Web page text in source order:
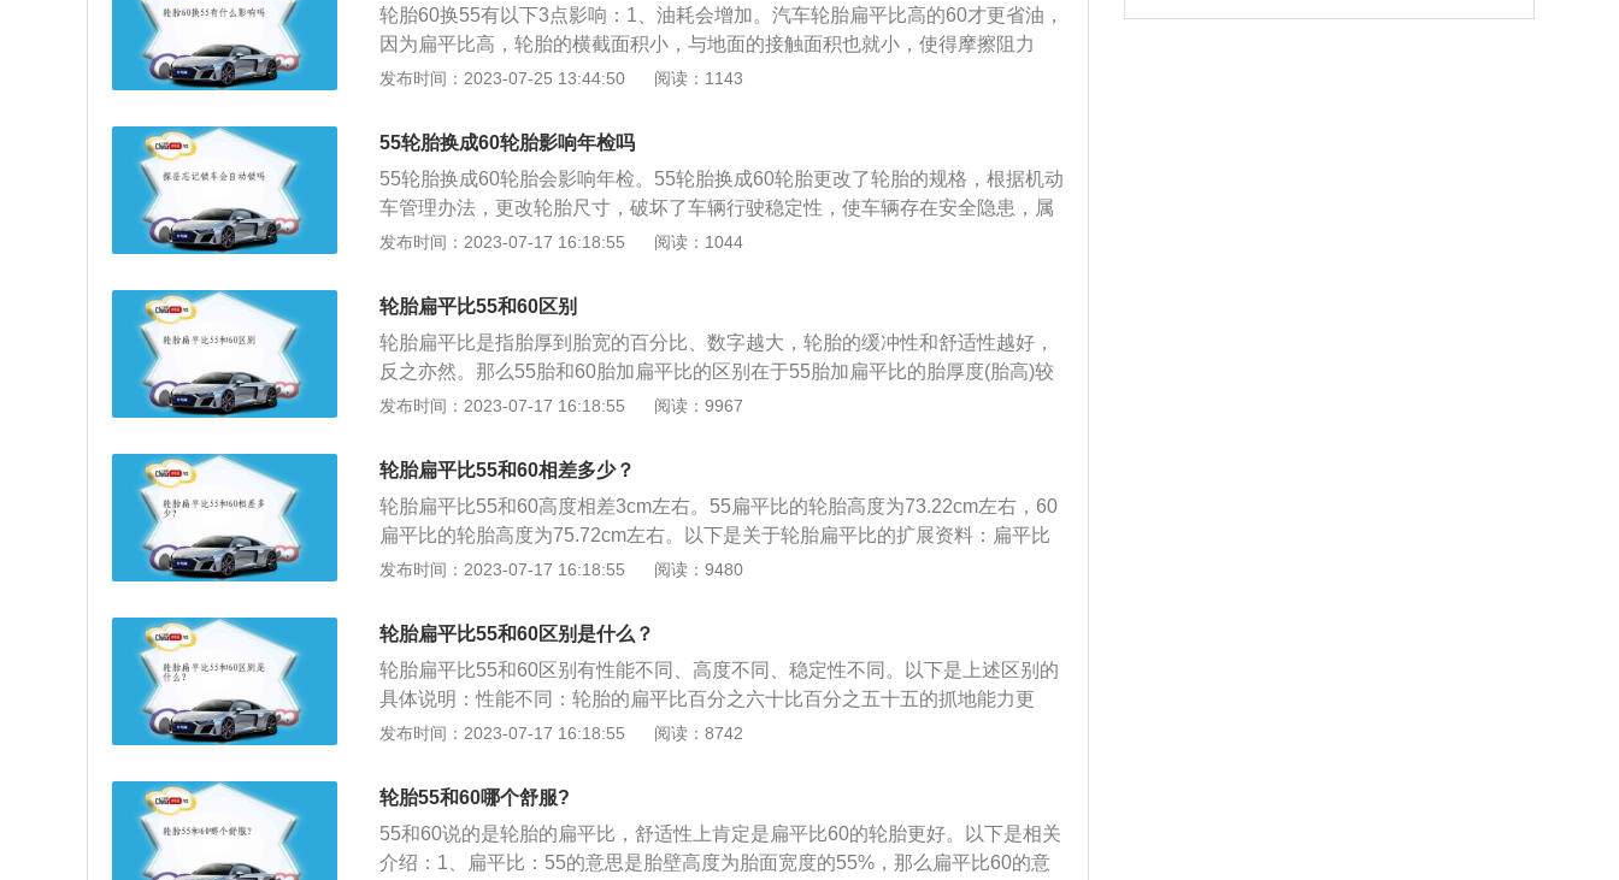
轮胎60换55有以下3点影响：1、油耗会增加。汽车轮胎扁平比高的60才更省油，
因为扁平比高，轮胎的横截面积小，与地面的接触面积也就小，使得摩擦阻力
小，行驶会更为轻盈，从而可以达到省油的目的。2、汽车轮胎会变小，容易影
点介绍：1、60和55指的是轮胎的扁平比，扁平比是轮胎的高宽比。改变轮胎扁
率的前提是使改装后的轮胎与原轮胎外径尽可能接近，减少因外径变化引起的车
速表读数误差。在不改变轮胎外径的情况下改变漏气量，可以通过同时调整相应
的轮胎宽度和轮毂尺寸来实现。2、轮胎是在各种车辆或机械上接地滚动装配的
环形弹性橡胶制品。它通常安装在金属轮圈上。它可以支撑车身，缓冲外部冲
发布时间：2023-07-25 13:44:50 阅读：1143
55轮胎换成60轮胎影响年检吗
55轮胎换成60轮胎会影响年检。55轮胎换成60轮胎更改了轮胎的规格，根据机动
车管理办法，更改轮胎尺寸，破坏了车辆行驶稳定性，使车辆存在安全隐患，属
于非法改装，有可能会过不了年检，甚至会被罚款。有关轮胎的资料如下：1、
胎是汽车的重要部件之一，它直接与路面接触，和汽车悬架共同来缓和汽车行驶
时所受到的冲击，保证汽车有良好的乘座舒适性和行驶平顺性；保证车轮和路面
有良好的附着性；提高汽车的牵引性、制动性和通过性；承受着汽车的重量。
发布时间：2023-07-17 16:18:55 阅读：1044
轮胎扁平比55和60区别
轮胎扁平比是指胎厚到胎宽的百分比、数字越大，轮胎的缓冲性和舒适性越好，
反之亦然。那么55胎和60胎加扁平比的区别在于55胎加扁平比的胎厚度(胎高)较
小，而60胎加扁平比的胎厚度(胎高)较大；因为轮胎高度的变化必然导致轮胎直
当轮胎外径发生变化时，必然会导致车速的变化。两者相差3.3km/h左右，具体相
差要参考胎宽、直径、轮毂J值等具体数据。换胎扁平比有什么影响？一般来说，
换轮胎扁平比是可行的，但不仅仅要单独换轮胎扁平比，还要改变胎宽、直径，
甚至轮毂的数据。因为轮胎尺寸单独改变扁平比时，轮胎滚动半径会发生变化，
结果是车速表与实际车速不准确。所以正确的做法是在换轮胎扁平比的同时改变
能力强，相对舒适，但在路面上的感觉较差，转弯时侧向阻力较弱。而且车辆的
底盘是和整个车身连在一起的。单单换轮胎扁平比会产生很多问题，因为底盘的
很多数据都会受到影响，所以会换。为了适应新轮胎扁平比，需要重新调整倾斜
扁平比之前，你需要接受它的优点以及它的缺点。不过我个人建议车主还是选择
全性和性能方面都处于最佳状态。毕竟最重要的是他们合适。
发布时间：2023-07-17 16:18:55 阅读：9967
轮胎扁平比55和60相差多少？
轮胎扁平比55和60高度相差3cm左右。55扁平比的轮胎高度为73.22cm左右，60
扁平比的轮胎高度为75.72cm左右。以下是关于轮胎扁平比的扩展资料：扁平比
的注意事项：车辆出厂时所配备的轮胎都是厂家经过反复测试后选择的最佳规
意而为，因为这涉及到很多问题，稍有疏忽就可能对行车安全造成危害。扁平比
的特性：扁平比越大，意味着胎壁从侧面看起来越厚，减震性能越好越好，舒适
性也越好，而且更加耐用。而扁平比小的轮胎，胎壁较短，胎面宽阔，接地面积
更大，因此抓地性好，转弯时的侧向抵抗能力强，操控性更好，但减震性差，而
且胎噪也比较大，没有扁平比大的轮胎舒适。
发布时间：2023-07-17 16:18:55 阅读：9480
轮胎扁平比55和60区别是什么？
轮胎扁平比55和60区别有性能不同、高度不同、稳定性不同。以下是上述区别的
具体说明：性能不同：轮胎的扁平比百分之六十比百分之五十五的抓地能力更
强，降低行驶过程中的噪音、提高行驶速度，同时也减轻了换胎时的体力消耗。
通过能力减弱。稳定性不同：轮胎越宽越扁，它与地面的接触面积就会增加，可
承受载荷越大，对路面反应就更灵敏，因此配备低扁平比轮胎的汽车，会拥有良
好转向稳定性和高速稳定性。
发布时间：2023-07-17 16:18:55 阅读：8742
轮胎55和60哪个舒服?
55和60说的是轮胎的扁平比，舒适性上肯定是扁平比60的轮胎更好。以下是相关
介绍：1、扁平比：55的意思是胎壁高度为胎面宽度的55%，那么扁平比60的意
响；<&list>3.稳定器的转向胶套和球头